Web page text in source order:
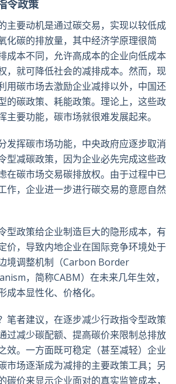
令政策
主要动机是通过碳交易，实现以较低成
化碳的排放量，其中经济学原理很简
成本不同，允许高成本的企业向低成本
，就可降低社会的减排成本。然而，现
用碳市场去激励企业减排以外，中国还
的碳政策、耗能政策。理论上，这些政
主要功能，碳市场就很难发展起来。
发挥碳市场功能，中央政府应逐步取消
型减碳政策，因为企业必先完成这些政
在碳市场交易碳排放权。由于过程中已
作，企业进一步进行碳交易的意愿自然
型政策给企业制造巨大的隐形成本，有
价，导致内地企业在国际竞争环境处于
境调整机制（Carbon Border
，简称CABM）在未来几年生效，
成本显性化、价格化。
笔者建议，在逐步减少行政指令型政策
过减少碳配额、提高碳价来限制总排放
效。一方面既可稳定（甚至减轻）企业
市场逐渐成为减排的主要政策工具；另
碳价来显示企业面对的真实监管成本，